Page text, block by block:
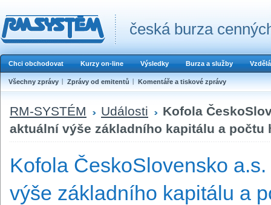
česká burza
Chci obchodovat Kurzy on-line Výsledky Burza a služby
Všechny zprávy Zprávy od emitentů Komentáře a tiskové zprávy
RM-SYSTÉM Události
Kofola
aktuální výše základního kapitálu a počtu
Kofola ČeskoSlovensko
výše základního kapitálu a